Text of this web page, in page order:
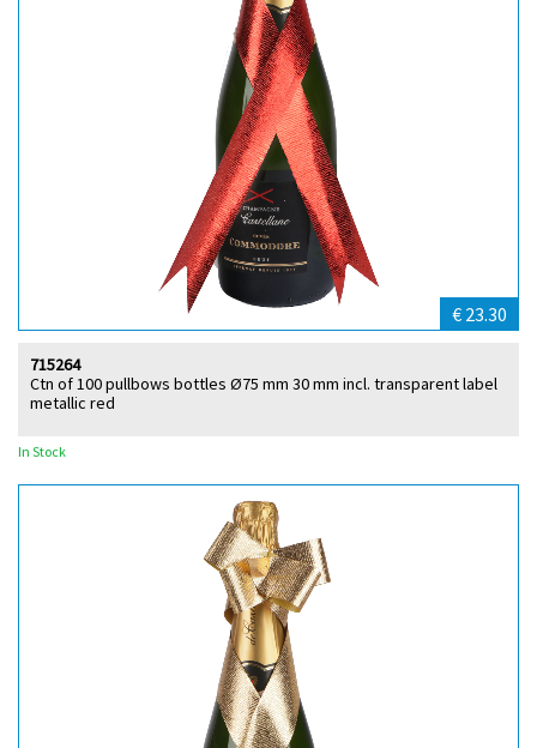
€ 23.30
Ctn of 100 pullbows bottles Ø75 mm 30 mm incl. transparent label
metallic red
715264
In Stock